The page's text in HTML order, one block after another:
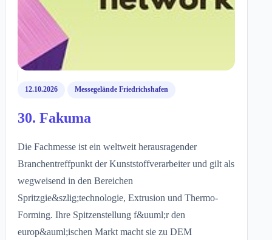
12.10.2026 Messegelände Friedrichshafen
30. Fakuma
Die Fachmesse ist ein weltweit herausragender
Branchentreffpunkt der Kunststoffverarbeiter und gilt als
wegweisend in den Bereichen
Spritzgie&szlig;technologie, Extrusion und Thermo-
Forming. Ihre Spitzenstellung f&uuml;r den
europ&auml;ischen Markt macht sie zu DEM